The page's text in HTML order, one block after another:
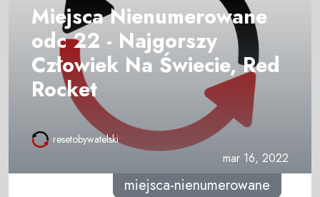
Miejsca Nienumerowane
odc 22 - Najgorszy
Człowiek Na Świecie, Red
Rocket
resetobywatelski
mar 16, 2022
miejsca-nienumerowane